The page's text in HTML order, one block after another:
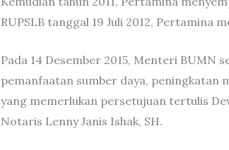
RUPSLB tanggal 19 Juli 2012,
Pada 14 Desember 2015, Menteri BUMN
pemanfaatan sumber daya, peningkatan
yang memerlukan persetujuan tertulis
Notaris Lenny Janis Ishak, SH.